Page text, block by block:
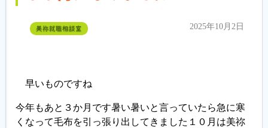
美祢就職相談室 2025年10月2日
早いものですね
今年もあと３か月です暑い暑いと言っていたら急に寒
くなって毛布を引っ張り出してきました１０月は美祢